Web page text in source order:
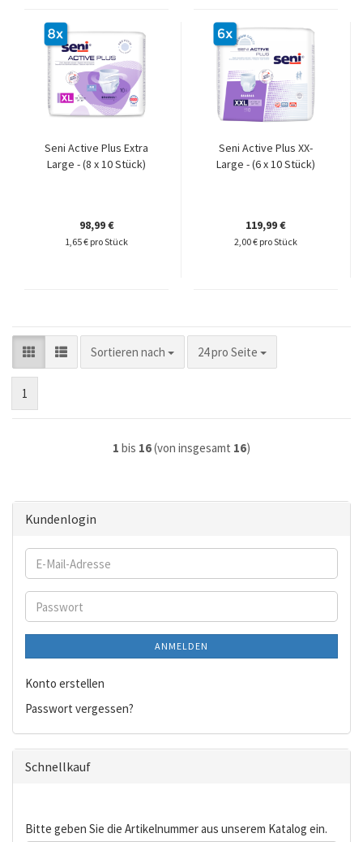
Seni Active Plus Extra
Large - (8 x 10 Stück)
98,99 €
1,65 € pro Stück
Seni Active Plus XX-
Large - (6 x 10 Stück)
119,99 €
2,00 € pro Stück
Sortieren nach
Sortieren nach 24 pro Seite
pro Seite
1
1 bis 16(von insgesamt 16)
Kundenlogin
E-
Mail-
Passwort
ANMELDEN
Konto erstellen
Passwort vergessen?
Schnellkauf
BITTE
Bitte geben Sie die Artikelnummer aus unserem Katalog ein.